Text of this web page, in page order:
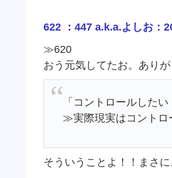
622 ：447 a.k.a.よしお：
≫620
おう元気してたお。ありが
「コントロールした
≫実際現実はコントロ
そういうことよ！！まさに